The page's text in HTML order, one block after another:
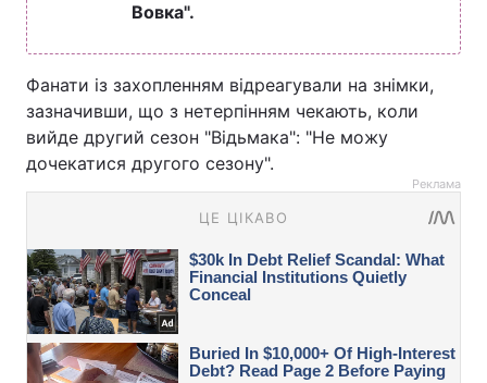
Вовка".
Фанати із захопленням відреагували на знімки,
зазначивши, що з нетерпінням чекають, коли
вийде другий сезон "Відьмака": "Не можу
дочекатися другого сезону".
Реклама